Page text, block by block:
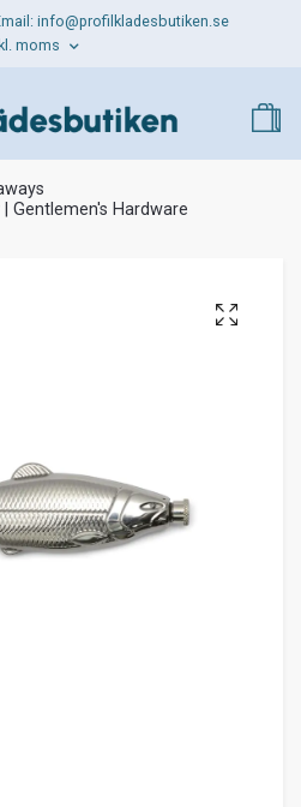
info@profilkladesbutiken.se
moms
Gentlemen's Hardware